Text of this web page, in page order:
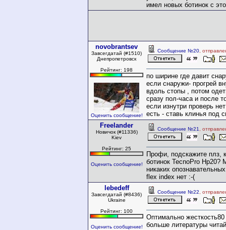
имел новых ботинок с
novobrantsev
Завсегдатай (#1510)
Днепропетровск
Рейтинг: 198
Оценить сообщение!
Сообщение №20 ,
по ширине где давит
если снаружи- прогрей
вдоль стопы , потом
сразу пол-часа и после
если изнутри проверь
есть - ставь клинья под
Freelander
Новичок (#11336)
Kiev
Рейтинг: 25
Оценить сообщение!
Сообщение №21 ,
Профи, подскажите плз,
ботинок TecnoPro Hp20?
никаких
flex index нет :-(
lebedeff
Завсегдатай (#8436)
Ukraine
Рейтинг: 100
Оценить сообщение!
Сообщение №22 ,
Оптимально
больше литературы